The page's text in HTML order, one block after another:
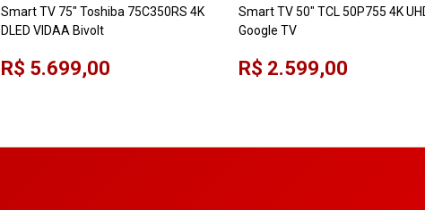
Smart TV 75" Toshiba 75C350RS 4K
DLED VIDAA Bivolt
R$ 5.699,00
Smart TV 50" TCL 50P755 4K
Google TV
R$ 2.599,00